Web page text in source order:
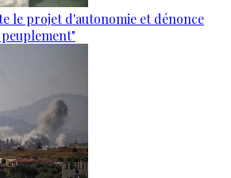
le projet d'autonomie et dénonce